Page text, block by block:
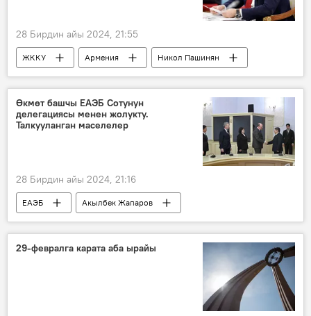
28 Бирдин айы 2024, 21:55
ЖККУ Армения Никол Пашинян
Өкмөт башчы ЕАЭБ Сотунун
делегациясы менен жолукту.
Талкууланган маселелер
28 Бирдин айы 2024, 21:16
ЕАЭБ
Акылбек Жапаров
Кыргызстан
29-февралга карата аба ырайы